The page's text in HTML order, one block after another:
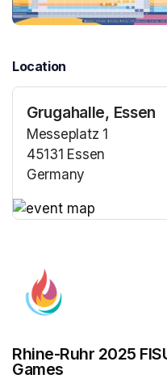
Location
Grugahalle, Essen
Messeplatz 1
45131 Essen
Germany
Rhine-Ruhr 2025
Games